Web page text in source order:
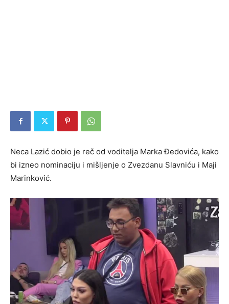
Neca Lazić dobio je reč od voditelja Marka Đedovića, kako
bi izneo nominaciju i mišljenje o Zvezdanu Slavniću i Maji
Marinković.